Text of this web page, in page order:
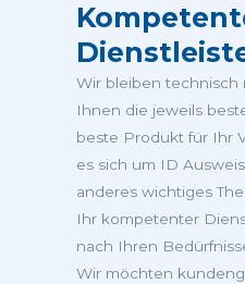
Wir bleiben technisch
Ihnen die jeweils
beste Produkt für Ihr
es sich um ID
anderes wichtiges
Ihr kompetenter
nach Ihren
Wir möchten